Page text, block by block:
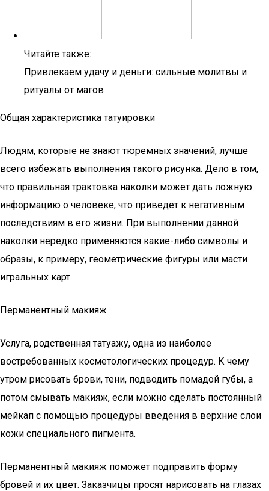
Читайте также:
Привлекаем удачу и деньги: сильные молитвы и
ритуалы от магов
Общая характеристика татуировки
Людям, которые не знают тюремных значений, лучше
всего избежать выполнения такого рисунка. Дело в том,
что правильная трактовка наколки может дать ложную
информацию о человеке, что приведет к негативным
последствиям в его жизни. При выполнении данной
наколки нередко применяются какие-либо символы и
образы, к примеру, геометрические фигуры или масти
игральных карт.
Перманентный макияж
Услуга, родственная татуажу, одна из наиболее
востребованных косметологических процедур. К чему
утром рисовать брови, тени, подводить помадой губы, а
потом смывать макияж, если можно сделать постоянный
мейкап с помощью процедуры введения в верхние слои
кожи специального пигмента.
Перманентный макияж поможет подправить форму
бровей и их цвет. Заказчицы просят нарисовать на глазах